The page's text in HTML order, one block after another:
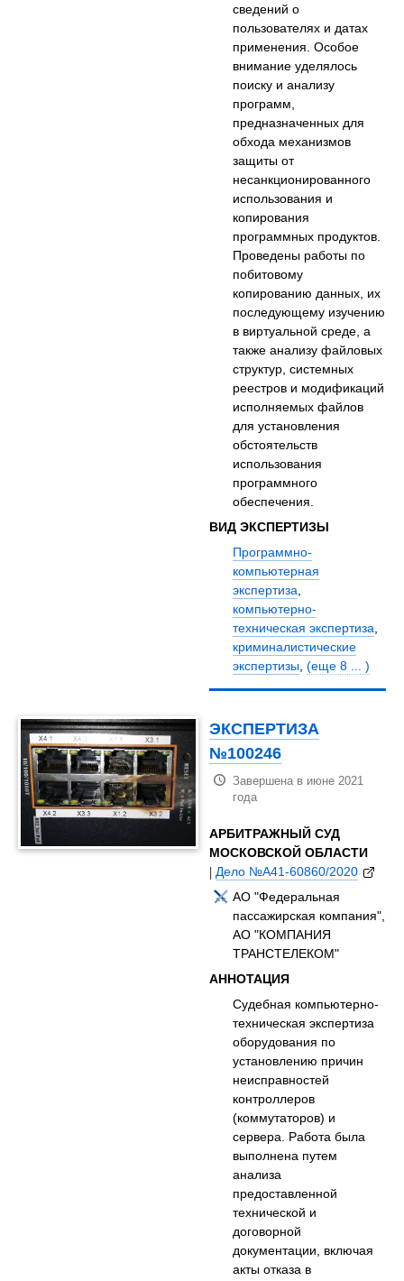
сведений о
пользователях и датах
применения. Особое
внимание уделялось
поиску и анализу
программ,
предназначенных для
обхода механизмов
защиты от
несанкционированного
использования и
копирования
программных продуктов.
Проведены работы по
побитовому
копированию данных, их
последующему изучению
в виртуальной среде, а
также анализу файловых
структур, системных
реестров и модификаций
исполняемых файлов
для установления
обстоятельств
использования
программного
обеспечения.
ВИД ЭКСПЕРТИЗЫ
Программно-
компьютерная
экспертиза,
компьютерно-
техническая экспертиза,
криминалистические
экспертизы,(еще 8 ... )
ЭКСПЕРТИЗА
№100246
Завершена в июне 2021
года
АРБИТРАЖНЫЙ СУД
МОСКОВСКОЙ ОБЛАСТИ
|Дело №А41-60860/2020
АО "Федеральная
пассажирская компания",
АО "КОМПАНИЯ
ТРАНСТЕЛЕКОМ"
АННОТАЦИЯ
Судебная компьютерно-
техническая экспертиза
оборудования по
установлению причин
неисправностей
контроллеров
(коммутаторов) и
сервера. Работа была
выполнена путем
анализа
предоставленной
технической и
договорной
документации, включая
акты отказа в